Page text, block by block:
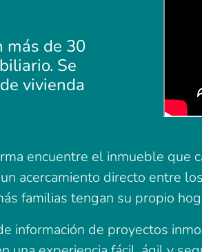
más de 30
Se
vivienda
encuentre el inmueble que
acercamiento directo entre
familias tengan su propio
información de proyectos